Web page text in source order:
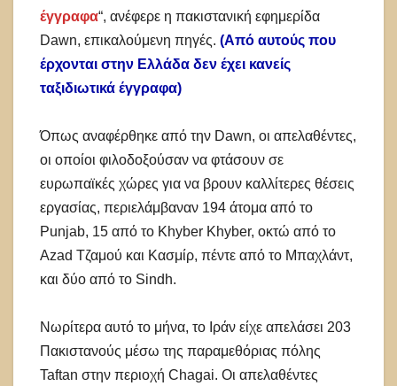
έγγραφα“, ανέφερε η πακιστανική εφημερίδα
Dawn, επικαλούμενη πηγές. (Από αυτούς που
έρχονται στην Ελλάδα δεν έχει κανείς
ταξιδιωτικά έγγραφα)
Όπως αναφέρθηκε από την Dawn, οι απελαθέντες,
οι οποίοι φιλοδοξούσαν να φτάσουν σε
ευρωπαϊκές χώρες για να βρουν καλλίτερες θέσεις
εργασίας, περιελάμβαναν 194 άτομα από το
Punjab, 15 από το Khyber Khyber, οκτώ από το
Azad Τζαμού και Κασμίρ, πέντε από το Μπαχλάντ,
και δύο από το Sindh.
Νωρίτερα αυτό το μήνα, το Ιράν είχε απελάσει 203
Πακιστανούς μέσω της παραμεθόριας πόλης
Taftan στην περιοχή Chagai. Οι απελαθέντες